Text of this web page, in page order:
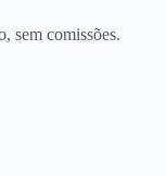
sem comissões.